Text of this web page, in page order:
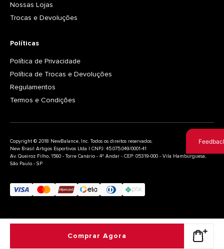
Comprar Agora
Nossas Lojas
Trocas e Devoluções
Políticas
Política de Privacidade
Política de Trocas e Devoluções
Regulamentos
Termos e Condições
Copyright © 2018 NewBalance, Inc. Todos os direitos reservados.
New Brasil Artigos Esportivos Ltda | CNPJ: 45.075.049/0001-41
Av. Queiroz Filho, 1560 - Torre Canário - 4º Andar - CEP: 05319-000 - Vila Hamburguesa,
São Paulo - SP